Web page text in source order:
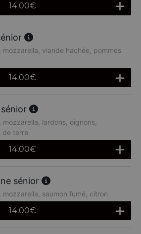
14.00€
mozzarella, viande hachée, pommes
14.00€
lardons, oignons,
de terre
14.00€
sénior
mozzarella, saumon fumé, citron
14.00€